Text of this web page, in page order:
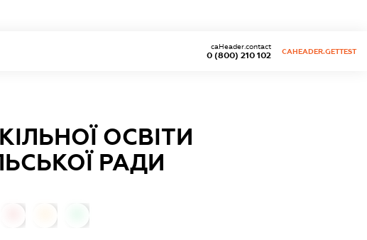
0 (800) 210 102
caHeader.contact
CAHEADER.GETTEST
ОСВІТИ
РАДИ